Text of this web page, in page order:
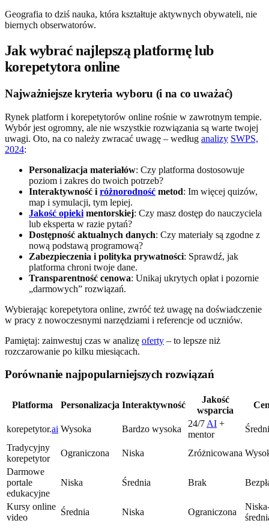
Geografia to dziś nauka, która kształtuje aktywnych obywateli, nie
biernych obserwatorów.
Jak wybrać najlepszą platformę lub
korepetytora online
Najważniejsze kryteria wyboru (i na co uważać)
Rynek platform i korepetytorów online rośnie w zawrotnym tempie.
Wybór jest ogromny, ale nie wszystkie rozwiązania są warte twojej
uwagi. Oto, na co należy zwracać uwagę – według analizy SWPS,
2024:
Personalizacja materiałów: Czy platforma dostosowuje
poziom i zakres do twoich potrzeb?
Interaktywność i różnorodność metod: Im więcej quizów,
map i symulacji, tym lepiej.
Jakość opieki mentorskiej: Czy masz dostęp do nauczyciela
lub eksperta w razie pytań?
Dostępność aktualnych danych: Czy materiały są zgodne z
nową podstawą programową?
Zabezpieczenia i polityka prywatności: Sprawdź, jak
platforma chroni twoje dane.
Transparentność cenowa: Unikaj ukrytych opłat i pozornie
„darmowych” rozwiązań.
Wybierając korepetytora online, zwróć też uwagę na doświadczenie
w pracy z nowoczesnymi narzędziami i referencje od uczniów.
Pamiętaj: zainwestuj czas w analizę oferty – to lepsze niż
rozczarowanie po kilku miesiącach.
Porównanie najpopularniejszych rozwiązań
Platforma Personalizacja Interaktywność
Jakość
wsparcia
korepetytor.ai Wysoka Bardzo wysoka
24/7 AI +
mentor
Tradycyjny
korepetytor
Ograniczona Niska Zróżnicowana
Darmowe
portale
edukacyjne
Niska Średnia Brak
Kursy online
video
Średnia Niska Ograniczona